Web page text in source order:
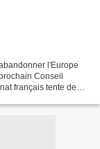
l'Europe
Conseil
français tente de